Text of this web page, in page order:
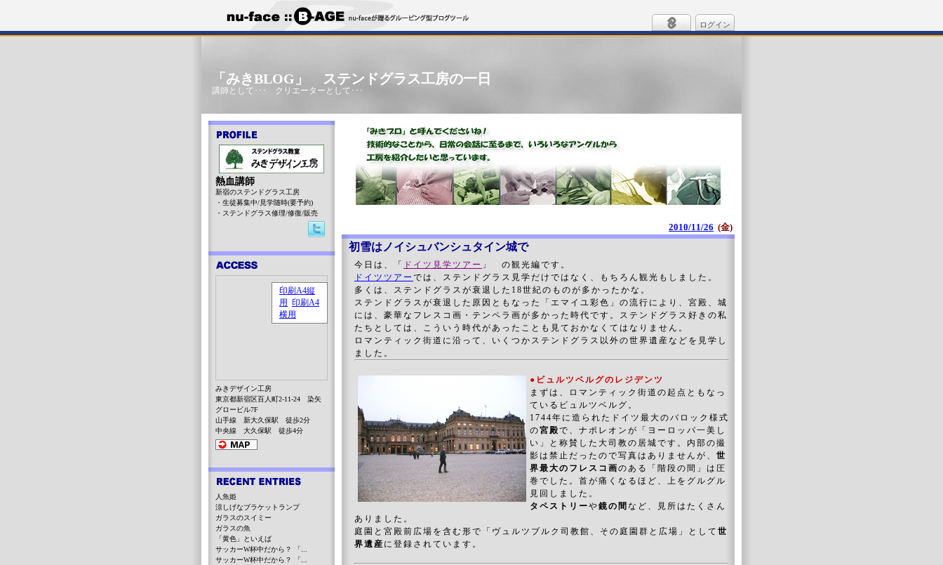
ログイン
「みきBLOG」 ステンドグラス工房の一日
講師として･･･ クリエーターとして･･･
2010/11/26 (金)
初雪はノイシュバンシュタイン城で
今日は、「 ドイツ見学ツアー 」 の観光編です。
ドイツツアー では、ステンドグラス見学だけではなく、もちろん観光もしました。
多くは、ステンドグラスが衰退した18世紀のものが多かったかな。
ステンドグラスが衰退した原因ともなった「エマイユ彩色」の流行により、宮殿、城
には、豪華なフレスコ画・テンペラ画が多かった時代です。ステンドグラス好きの私
たちとしては、こういう時代があったことも見ておかなくてはなりません。
ロマンティック街道に沿って、いくつかステンドグラス以外の世界遺産などを見学し
ました。
●ビュルツベルグのレジデンツ
まずは、ロマンティック街道の起点ともなっ
ているビュルツベルグ。
1744年に造られたドイツ最大のバロック様式
の宮殿で、ナポレオンが「ヨーロッパ一美し
い」と称賛した大司教の居城です。内部の撮
影は禁止だったので写真はありませんが、 世
界最大のフレスコ画のある「階段の間」は圧
巻でした。首が痛くなるほど、上をグルグル
見回しました。
タペストリーや鏡の間 など、見所はたくさん
ありました。
庭園と宮殿前広場を含む形で「ヴュルツブルク司教館、その庭園群と広場」として 世
界遺産 に登録されています。
熱血講師
新宿のステンドグラス工房
・生徒募集中/見学随時(要予約)
・ステンドグラス修理/修復/販売
みきデザイン工房
東京都新宿区百人町2-11-24 染矢
グロービル7F
山手線 新大久保駅 徒歩2分
中央線 大久保駅 徒歩4分
人魚姫
涼しげなブラケットランプ
ガラスのスイミー
ガラスの魚
「黄色」といえば
サッカーW杯中だから？ 「...
サッカーW杯中だから？ 「...